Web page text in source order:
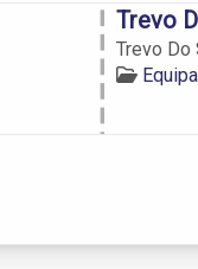
Trevo
Trevo Do